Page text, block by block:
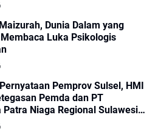
Dunia Dalam yang
Luka Psikologis
Pemprov Sulsel, HMI
Pemda dan PT
Patra Niaga Regional Sulawesi
Distribusi BBM